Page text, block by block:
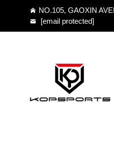
NO.105, GAOXIN
[email protected]